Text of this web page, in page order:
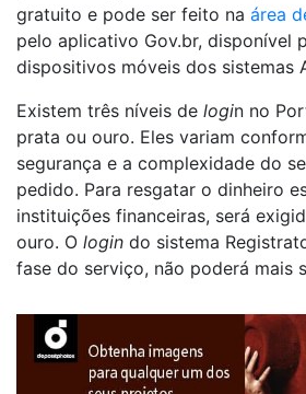
gratuito e pode ser feito na área
pelo aplicativo Gov.br, disponível
dispositivos móveis dos sistemas
Existem três níveis de login no
prata ou ouro. Eles variam
segurança e a complexidade do
pedido. Para resgatar o dinheiro
instituições financeiras, será
ouro. O login do sistema
fase do serviço, não poderá mais